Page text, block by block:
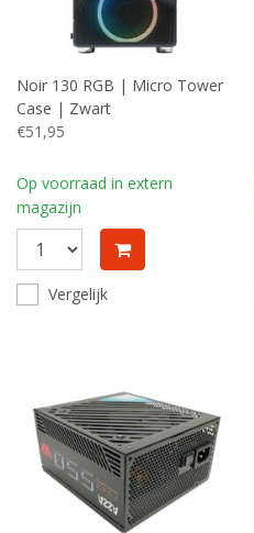
Noir 130 RGB | Micro Tower
Case | Zwart
€51,95
Op voorraad in extern
magazijn
Vergelijk